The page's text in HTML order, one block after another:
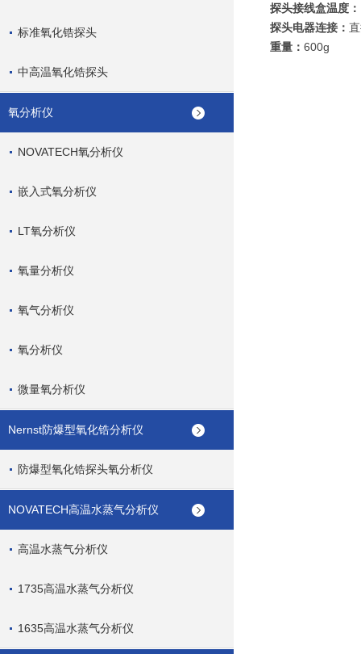
标准氧化锆探头
中高温氧化锆探头
氧分析仪
NOVATECH氧分析仪
嵌入式氧分析仪
LT氧分析仪
氧量分析仪
氧气分析仪
氧分析仪
微量氧分析仪
Nernst防爆型氧化锆分析仪
防爆型氧化锆探头氧分析仪
NOVATECH高温水蒸气分析仪
高温水蒸气分析仪
1735高温水蒸气分析仪
1635高温水蒸气分析仪
探头接线盒温度：
探头电器连接：
重量： 600g